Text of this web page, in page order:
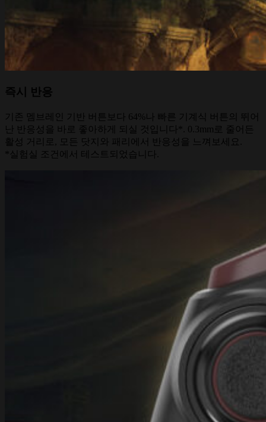
즉시 반응
기존 멤브레인 기반 버튼보다 64%나 빠른 기계식 버튼의 뛰어
난 반응성을 바로 좋아하게 되실 것입니다*. 0.3mm로 줄어든
활성 거리로, 모든 닷지와 패리에서 반응성을 느껴보세요.
*실험실 조건에서 테스트되었습니다.